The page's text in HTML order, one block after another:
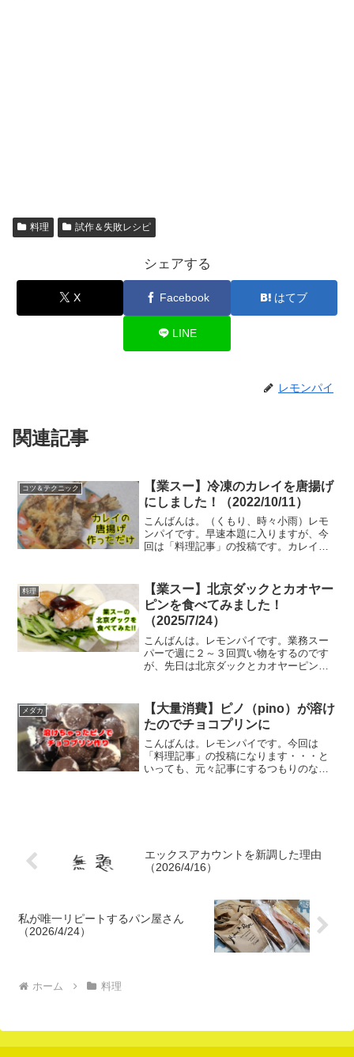
料理 試作＆失敗レシピ
シェアする
X Facebook はてブ
LINE
レモンパイ
関連記事
コツ＆テクニック
【業スー】冷凍のカレイを唐揚げ
にしました！（2022/10/11）
こんばんは。（くもり、時々小雨）レモ
ンパイです。早速本題に入りますが、今
回は「料理記事」の投稿です。カレイの
ました。初めてなので念の為にレシピを
検索したところ、業スーの...
料理
【業スー】北京ダックとカオヤー
ピンを食べてみました！
（2025/7/24）
こんばんは。レモンパイです。業務スー
パーで週に２～３回買い物をするのです
が、先日は北京ダックとカオヤーピン
食べてみた感想をお話します。業スーの
北京ダックを食べてみた感想...
メダカ
【大量消費】ピノ（pino）が溶け
たのでチョコプリンに
こんばんは。レモンパイです。今回は
「料理記事」の投稿になります・・・と
いっても、元々記事にするつもりのなか
エックスアカウントを新調した理由
（2026/4/16）
私が唯一リピートするパン屋さん
（2026/4/24）
ホーム 料理